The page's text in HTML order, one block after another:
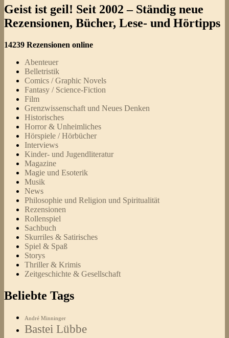
Geist ist geil! Seit 2002 – Ständig neue
Rezensionen, Bücher, Lese- und Hörtipps
14239 Rezensionen online
Abenteuer
Belletristik
Comics / Graphic Novels
Fantasy / Science-Fiction
Film
Grenzwissenschaft und Neues Denken
Historisches
Horror & Unheimliches
Hörspiele / Hörbücher
Interviews
Kinder- und Jugendliteratur
Magazine
Magie und Esoterik
Musik
News
Philosophie und Religion und Spiritualität
Rezensionen
Rollenspiel
Sachbuch
Skurriles & Satirisches
Spiel & Spaß
Storys
Thriller & Krimis
Zeitgeschichte & Gesellschaft
Beliebte Tags
André Minninger
Bastei Lübbe